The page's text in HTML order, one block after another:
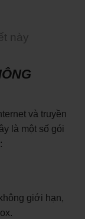
này
và truyền
là một số gói
giới hạn,